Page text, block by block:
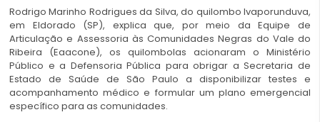
Rodrigo Marinho Rodrigues da Silva, do quilombo Ivaporunduva,
em Eldorado (SP), explica que, por meio da Equipe de
Articulação e Assessoria às Comunidades Negras do Vale do
Ribeira (Eaacone), os quilombolas acionaram o Ministério
Público e a Defensoria Pública para obrigar a Secretaria de
Estado de Saúde de São Paulo a disponibilizar testes e
acompanhamento médico e formular um plano emergencial
específico para as comunidades.